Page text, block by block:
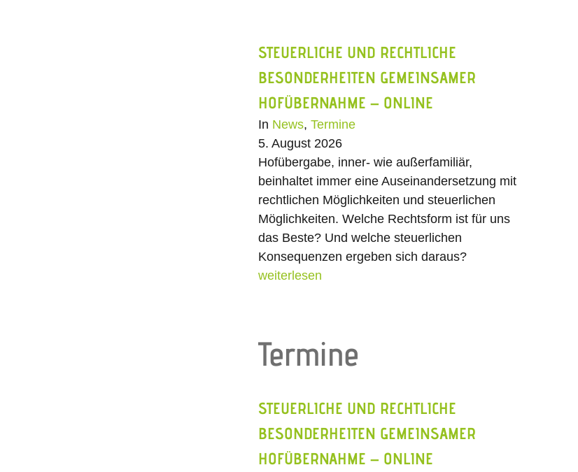
STEUERLICHE UND RECHTLICHE
BESONDERHEITEN GEMEINSAMER
HOFÜBERNAHME – ONLINE
In News, Termine
5. August 2026
Hofübergabe, inner- wie außerfamiliär,
beinhaltet immer eine Auseinandersetzung mit
rechtlichen Möglichkeiten und steuerlichen
Möglichkeiten. Welche Rechtsform ist für uns
das Beste? Und welche steuerlichen
Konsequenzen ergeben sich daraus?
weiterlesen
Termine
STEUERLICHE UND RECHTLICHE
BESONDERHEITEN GEMEINSAMER
HOFÜBERNAHME – ONLINE